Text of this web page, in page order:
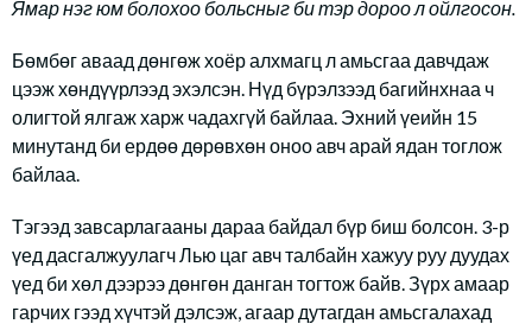
Ямар нэг юм болохоо больсныг би тэр дороо л ойлгосон.
Бөмбөг аваад дөнгөж хоёр алхмагц л амьсгаа давчдаж
цээж хөндүүрлээд эхэлсэн. Нүд бүрэлзээд багийнхнаа ч
олигтой ялгаж харж чадахгүй байлаа. Эхний үеийн 15
минутанд би ердөө дөрөвхөн оноо авч арай ядан тоглож
байлаа.
Тэгээд завсарлагааны дараа байдал бүр биш болсон. 3-р
үед дасгалжуулагч Лью цаг авч талбайн хажуу руу дуудах
үед би хөл дээрээ дөнгөн данган тогтож байв. Зүрх амаар
гарчих гээд хүчтэй дэлсэж, агаар дутагдан амьсгалахад